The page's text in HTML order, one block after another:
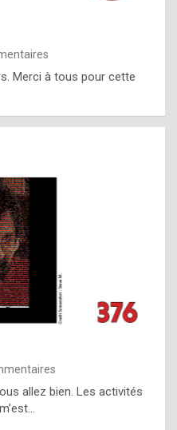
c
Merci à tous pour cette
allez bien. Les activités